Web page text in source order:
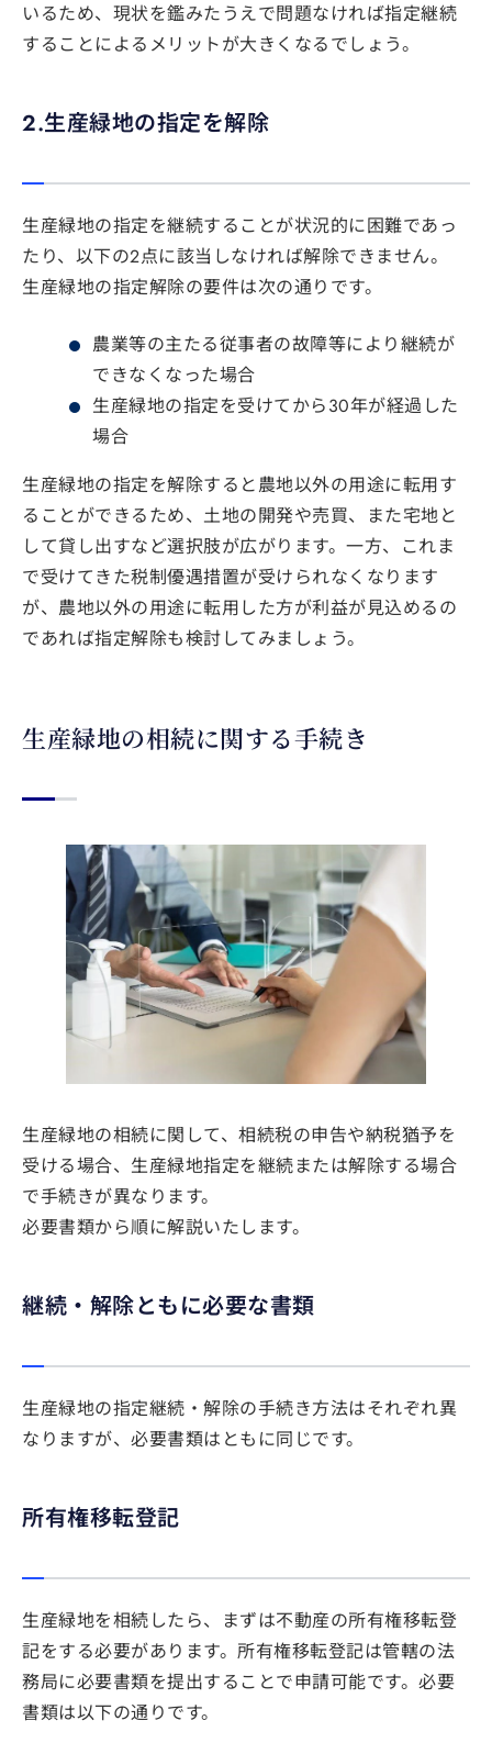
いるため、現状を鑑みたうえで問題なければ指定継続
することによるメリットが大きくなるでしょう。
2.生産緑地の指定を解除
生産緑地の指定を継続することが状況的に困難であっ
たり、以下の2点に該当しなければ解除できません。
生産緑地の指定解除の要件は次の通りです。
農業等の主たる従事者の故障等により継続が
できなくなった場合
生産緑地の指定を受けてから30年が経過した
場合
生産緑地の指定を解除すると農地以外の用途に転用す
ることができるため、土地の開発や売買、また宅地と
して貸し出すなど選択肢が広がります。一方、これま
で受けてきた税制優遇措置が受けられなくなります
が、農地以外の用途に転用した方が利益が見込めるの
であれば指定解除も検討してみましょう。
生産緑地の相続に関する手続き
生産緑地の相続に関して、相続税の申告や納税猶予を
受ける場合、生産緑地指定を継続または解除する場合
で手続きが異なります。
必要書類から順に解説いたします。
継続・解除ともに必要な書類
生産緑地の指定継続・解除の手続き方法はそれぞれ異
なりますが、必要書類はともに同じです。
所有権移転登記
生産緑地を相続したら、まずは不動産の所有権移転登
記をする必要があります。所有権移転登記は管轄の法
務局に必要書類を提出することで申請可能です。必要
書類は以下の通りです。